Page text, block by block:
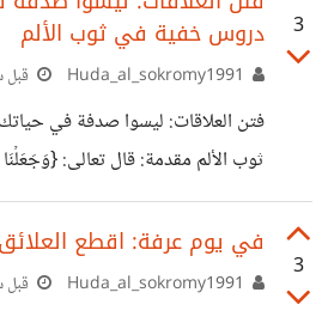
واستمسكتُ بـ [ولا يلتفت منكم أحدٌ]
تؤمَرون] فكانت [لولا أن ربطنا على
فرابَطتُ بها ورَبَطتُها، مُردِّدًا وَعدَ الله
المسار بـ [الضّحى] حاملًا معي [ألَم
3 دروس خفية في ثوب الألم
قبل
فتن العلاقات: ليسوا صدفة في
ثوب الألم مقدمة: قال تعالى:
في الدنيا من فقر أو مرض أو
يعيشون معنا، نُحبهم، أو نُخدع بهم،
3
في يوم عرفة: اقطع
قبل